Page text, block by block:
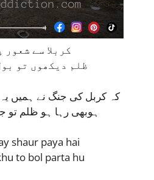
کربلا سے شعور
ظلم دیکھوں تو
کہ کربل کی جنگ نے ہمیں
ہوبھی رہا ہو ظلم تو
shaur paya hai
to bol parta hu